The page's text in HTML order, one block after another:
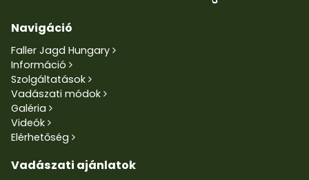
Navigáció
Faller Jagd Hungary
Információ
Szolgáltatások
Vadászati módok
Galéria
Videók
Elérhetőség
Vadászati ajánlatok